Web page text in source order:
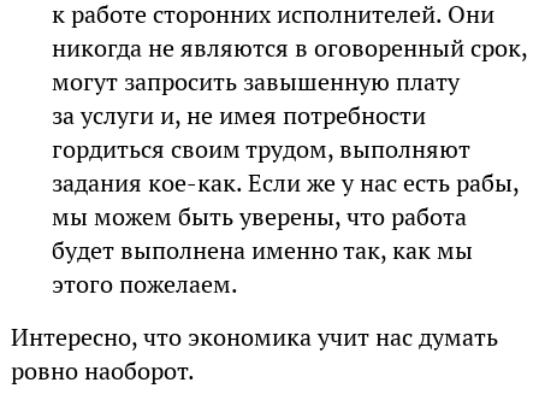
к работе сторонних исполнителей. Они
никогда не являются в оговоренный срок,
могут запросить завышенную плату
за услуги и, не имея потребности
гордиться своим трудом, выполняют
задания кое-как. Если же у нас есть рабы,
мы можем быть уверены, что работа
будет выполнена именно так, как мы
этого пожелаем.
Интересно, что экономика учит нас думать
ровно наоборот.